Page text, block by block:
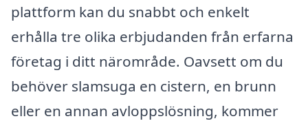
plattform kan du snabbt och enkelt
erhålla tre olika erbjudanden från erfarna
företag i ditt närområde. Oavsett om du
behöver slamsuga en cistern, en brunn
eller en annan avloppslösning, kommer